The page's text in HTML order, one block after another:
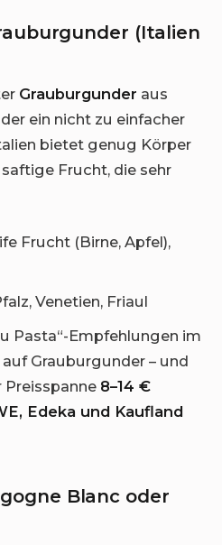
(Italien
Grauburgunder aus
ein nicht zu einfacher
bietet genug Körper
Frucht, die sehr
Frucht (Birne, Apfel),
Venetien, Friaul
Pasta“-Empfehlungen im
Grauburgunder – und
Preisspanne 8–14 €
Edeka und Kaufland
Blanc oder